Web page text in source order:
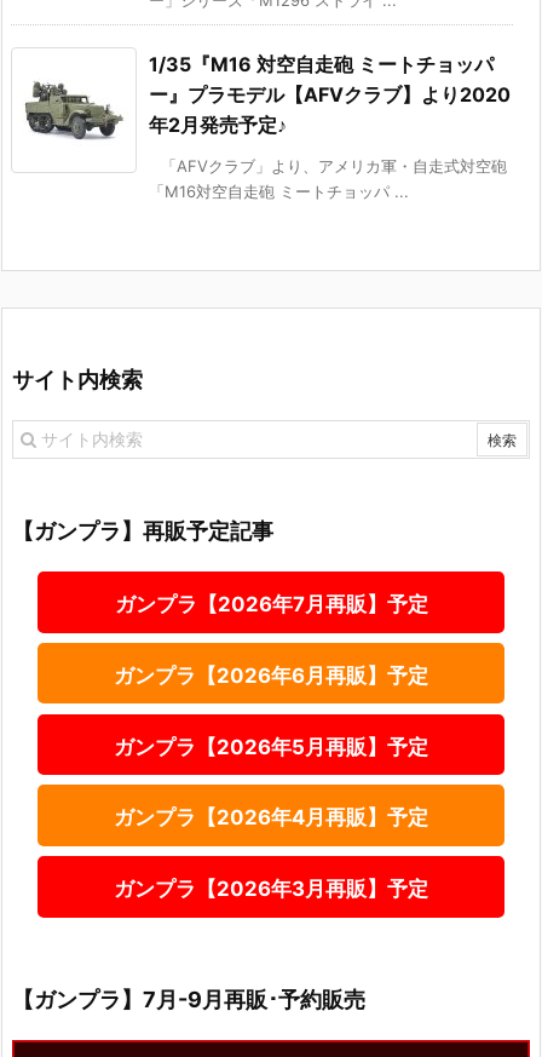
1/35『M16 対空自走砲 ミートチョッパ
ー』プラモデル【AFVクラブ】より2020
年2月発売予定♪
「AFVクラブ」より、アメリカ軍・自走式対空砲
「M16対空自走砲 ミートチョッパ ...
サイト内検索
【ガンプラ】再販予定記事
ガンプラ【2026年7月再販】予定
ガンプラ【2026年6月再販】予定
ガンプラ【2026年5月再販】予定
ガンプラ【2026年4月再販】予定
ガンプラ【2026年3月再販】予定
【ガンプラ】7月-9月再販･予約販売